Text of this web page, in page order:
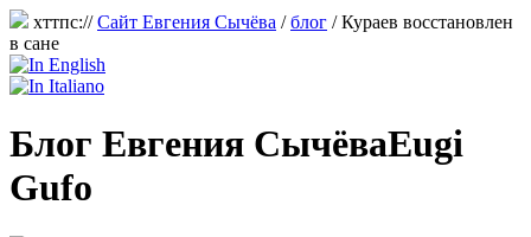
хттпс://Сайт Евгения Сычёва /блог /Кураев восстановлен
в сане
Блог Евгения СычёваEugi
Gufo